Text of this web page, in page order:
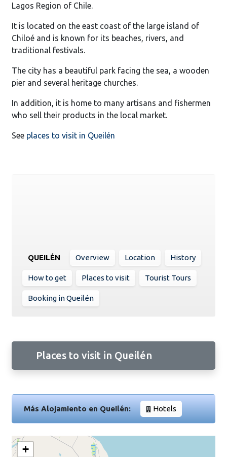
Lagos Region of Chile.
It is located on the east coast of the large island of
Chiloé and is known for its beaches, rivers, and
traditional festivals.
The city has a beautiful park facing the sea, a wooden
pier and several heritage churches.
In addition, it is home to many artisans and fishermen
who sell their products in the local market.
See places to visit in Queilén
QUEILÉN Overview Location History
How to get Places to visit Tourist Tours
Booking in Queilén
Places to visit in Queilén
Más Alojamiento en Queilén: Hotels
+